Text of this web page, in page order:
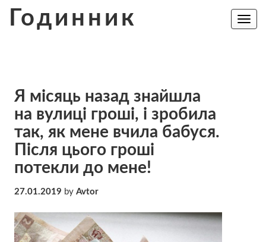
Годинник
Toggle
Я місяць назад знайшла
на вулиці гроші, і зробила
так, як мене вчила бабуся.
Після цього гроші
потекли до мене!
27.01.2019 by Avtor